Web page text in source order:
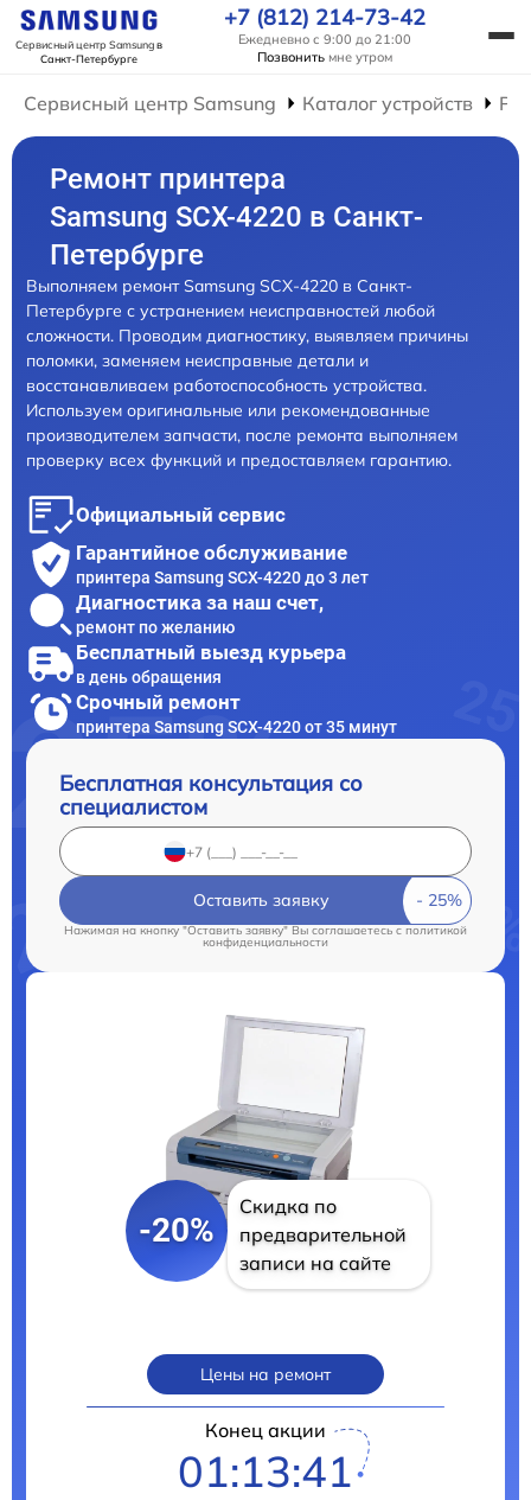
Сервисный центр Samsungв
Санкт-Петербурге
+7 (812) 214-73-42
Ежедневно с 9:00 до 21:00
Позвонить мне утром
Сервисный центр Samsung Каталог устройств
Ремонт принтера
Samsung SCX-4220 в Санкт-
Петербурге
Выполняем ремонт Samsung SCX-4220 в Санкт-
Петербурге с устранением неисправностей любой
сложности. Проводим диагностику, выявляем причины
поломки, заменяем неисправные детали и
восстанавливаем работоспособность устройства.
Используем оригинальные или рекомендованные
производителем запчасти, после ремонта выполняем
проверку всех функций и предоставляем гарантию.
Официальный сервис
Гарантийное обслуживание
принтера Samsung SCX-4220 до 3 лет
Диагностика за наш счет,
ремонт по желанию
Бесплатный выезд курьера
в день обращения
Срочный ремонт
принтера Samsung SCX-4220 от 35 минут
Бесплатная консультация со
специалистом
Оставить заявку
Нажимая на кнопку "Оставить заявку" Вы соглашаетесь c политикой
конфиденциальности
-20%
Скидка по
предварительной
записи на сайте
Цены на ремонт
Конец акции
01:13:40